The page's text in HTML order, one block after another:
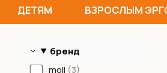
ДЕТЯМ ВЗРОСЛЫМ
бренд
moll 3